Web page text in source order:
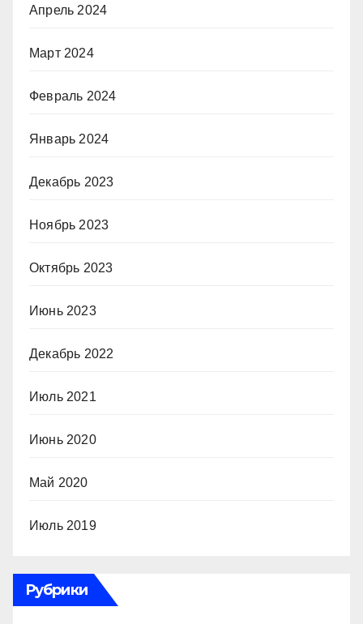
Апрель 2024
Март 2024
Февраль 2024
Январь 2024
Декабрь 2023
Ноябрь 2023
Октябрь 2023
Июнь 2023
Декабрь 2022
Июль 2021
Июнь 2020
Май 2020
Июль 2019
Рубрики